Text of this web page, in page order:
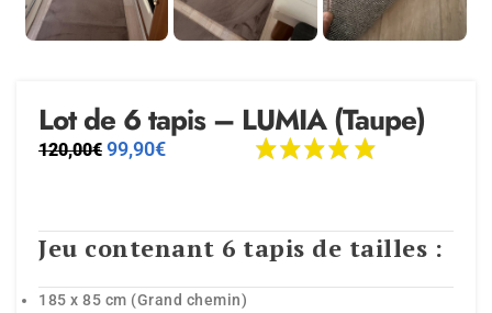
Lot de 6 tapis – LUMIA (Taupe)
120,00€ 99,90€
Jeu contenant 6 tapis de tailles :
185 x 85 cm (Grand chemin)